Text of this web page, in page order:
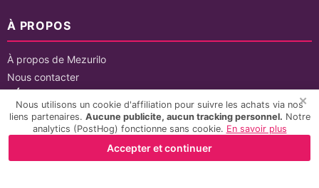
À PROPOS
À propos de Mezurilo
Nous contacter
LÉGALES
Mentions légales
Politique de confidentialité
CGU
✕
Nous utilisons un cookie d'affiliation pour suivre les achats via nos
liens partenaires. Aucune publicite, aucun tracking personnel. Notre
analytics (PostHog) fonctionne sans cookie. En savoir plus
Accepter et continuer